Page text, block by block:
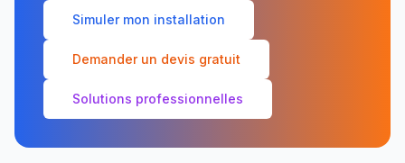
Simuler mon installation
Demander un devis gratuit
Solutions professionnelles